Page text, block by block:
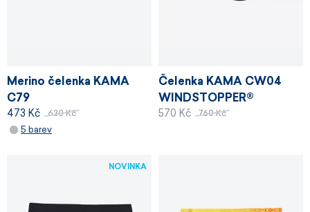
Merino čelenka KAMA
C79
473 Kč 630 Kč
5 barev
Čelenka KAMA CW04
WINDSTOPPER®
570 Kč 760 Kč
NOVINKA